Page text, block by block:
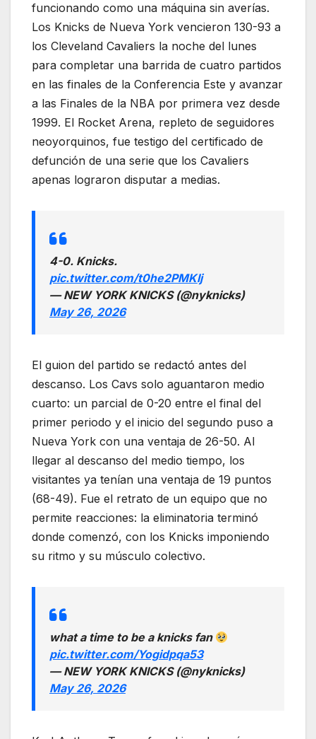
funcionando como una máquina sin averías.
Los Knicks de Nueva York vencieron 130-93 a
los Cleveland Cavaliers la noche del lunes
para completar una barrida de cuatro partidos
en las finales de la Conferencia Este y avanzar
a las Finales de la NBA por primera vez desde
1999. El Rocket Arena, repleto de seguidores
neoyorquinos, fue testigo del certificado de
defunción de una serie que los Cavaliers
apenas lograron disputar a medias.
4-0. Knicks.
pic.twitter.com/t0he2PMKIj
— NEW YORK KNICKS (@nyknicks)
May 26, 2026
El guion del partido se redactó antes del
descanso. Los Cavs solo aguantaron medio
cuarto: un parcial de 0-20 entre el final del
primer periodo y el inicio del segundo puso a
Nueva York con una ventaja de 26-50. Al
llegar al descanso del medio tiempo, los
visitantes ya tenían una ventaja de 19 puntos
(68-49). Fue el retrato de un equipo que no
permite reacciones: la eliminatoria terminó
donde comenzó, con los Knicks imponiendo
su ritmo y su músculo colectivo.
what a time to be a knicks fan
pic.twitter.com/Yogidpqa53
— NEW YORK KNICKS (@nyknicks)
May 26, 2026